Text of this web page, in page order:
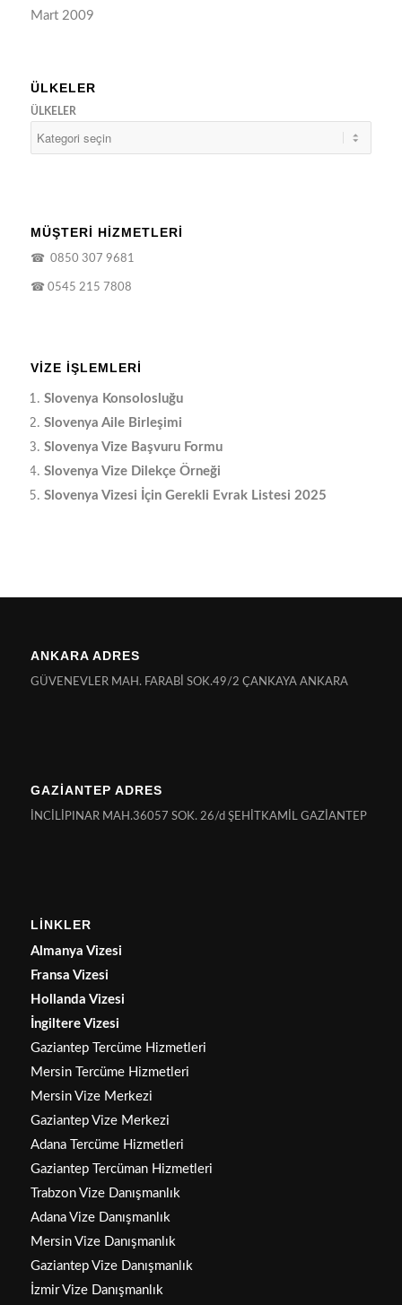
Mart 2009
ÜLKELER
ÜLKELER
MÜŞTERİ HİZMETLERİ
☎0850 307 9681
☎0545 215 7808
VIZE İŞLEMLERI
Slovenya Konsolosluğu
Slovenya Aile Birleşimi
Slovenya Vize Başvuru Formu
Slovenya Vize Dilekçe Örneği
Slovenya Vizesi İçin Gerekli Evrak Listesi 2025
ANKARA ADRES
GÜVENEVLER MAH. FARABİ SOK.49/2 ÇANKAYA ANKARA
GAZİANTEP ADRES
İNCİLİPINAR MAH.36057 SOK. 26/d ŞEHİTKAMİL GAZİANTEP
LİNKLER
Almanya Vizesi
Fransa Vizesi
Hollanda Vizesi
İngiltere Vizesi
Gaziantep Tercüme Hizmetleri
Mersin Tercüme Hizmetleri
Mersin Vize Merkezi
Gaziantep Vize Merkezi
Adana Tercüme Hizmetleri
Gaziantep Tercüman Hizmetleri
Trabzon Vize Danışmanlık
Adana Vize Danışmanlık
Mersin Vize Danışmanlık
Gaziantep Vize Danışmanlık
İzmir Vize Danışmanlık